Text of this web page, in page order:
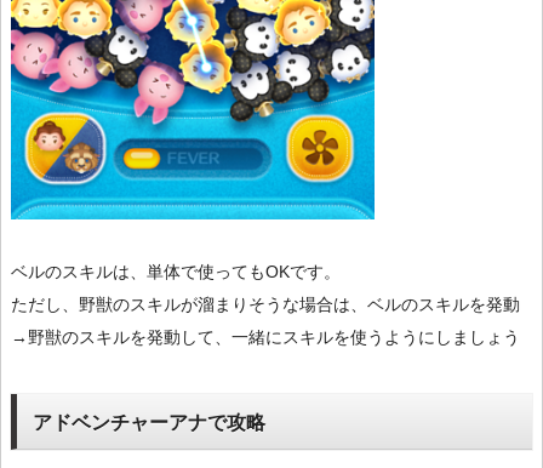
ベルのスキルは、単体で使ってもOKです。
ただし、野獣のスキルが溜まりそうな場合は、ベルのスキルを発動
→野獣のスキルを発動して、一緒にスキルを使うようにしましょう
アドベンチャーアナで攻略